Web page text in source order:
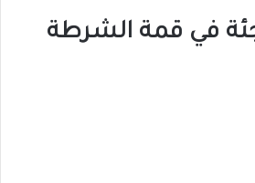
في قمة الشرطة